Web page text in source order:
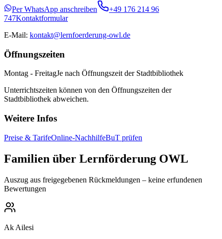
Per WhatsApp anschreiben
+49 176 214 96
747Kontaktformular
E-Mail: kontakt@lernfoerderung-owl.de
Öffnungszeiten
Montag - FreitagJe nach Öffnungszeit der Stadtbibliothek
Unterrichtszeiten können von den Öffnungszeiten der
Stadtbibliothek abweichen.
Weitere Infos
Preise & TarifeOnline-NachhilfeBuT prüfen
Familien über Lernförderung OWL
Auszug aus freigegebenen Rückmeldungen – keine erfundenen
Bewertungen
Ak Ailesi